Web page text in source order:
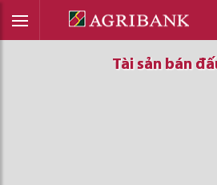
Tài sản bán
Tài sản bán
Tài sản bán